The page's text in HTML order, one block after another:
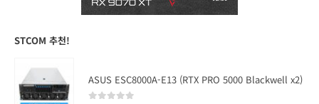
STCOM 추천!
ASUS ESC8000A-E13 (RTX PRO 5000 Blackwell x2)